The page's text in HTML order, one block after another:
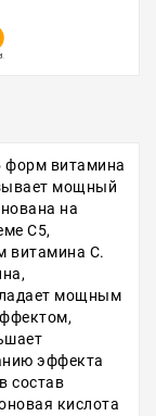
форм витамина
мощный
на
C5,
витамина С.
мощным
эффекта
состав
кислота